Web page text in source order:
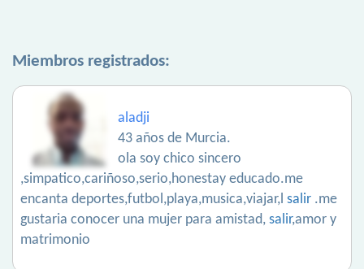
Miembros registrados:
aladji
43 años de Murcia.
ola soy chico sincero
,simpatico,cariñoso,serio,honestay educado.me
encanta deportes,futbol,playa,musica,viajar,l salir .me
gustaria conocer una mujer para amistad, salir,amor y
matrimonio